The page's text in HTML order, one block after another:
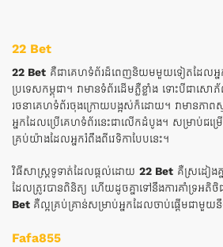
22 Bet
22 Bet គឺជាគេហទំព័រដ៏ពេញនិយមមួយទៀតដែលអ្នកល
ប្រទេសកម្ពុជា។ វាមានទំព័រដើមភ្លឺខ្លាំង ទោះបីជាស
រចនាគេហទំព័រចុងក្រោយបង្អស់ក៏ដោយ។ វា​មាន​ភា
អ្នក​ដែល​ប្រើ​គេហទំព័រ​នេះ​ជា​លើក​ដំបូង។ សម្រាប់ជម្រ
គ្រប់យ៉ាងដែលអ្នករំពឹងពីវេទិកាបែបនេះ។
វិធីសាស្រ្តទូទាត់ដែលផ្តល់ដោយ 22 Bet គឺស្រដៀងគ្
ដែលត្រូវបានពិនិត្យ ហើយដូចគ្នាទៅនឹងការគាំទ្រអតិ
Bet គឺល្អគ្រប់គ្រាន់សម្រាប់អ្នកដែលចាប់ផ្តើមជាមួ
Fafa855